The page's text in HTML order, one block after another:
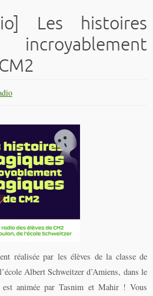
Les histoires
réalisée par les élèves de la classe de
Albert Schweitzer d’Amiens, dans le
animée par Tasnim et Mahir ! Vous